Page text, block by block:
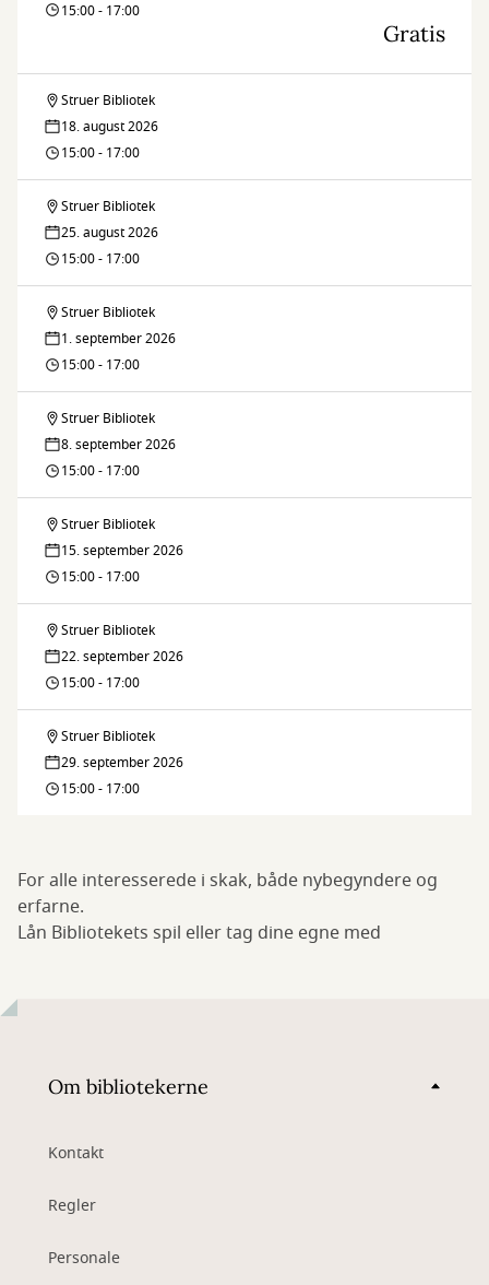
15:00 - 17:00
Gratis
Skak
og
Struer Bibliotek
18. august 2026
15:00 - 17:00
Skak
og
Struer Bibliotek
25. august 2026
15:00 - 17:00
Skak
og
Struer Bibliotek
1. september 2026
15:00 - 17:00
Skak
og
Struer Bibliotek
8. september 2026
15:00 - 17:00
Skak
og
Struer Bibliotek
15. september 2026
15:00 - 17:00
Skak
og
Struer Bibliotek
22. september 2026
15:00 - 17:00
Skak
og
Struer Bibliotek
29. september 2026
15:00 - 17:00
For alle interesserede i skak, både nybegyndere og
erfarne.
Lån Bibliotekets spil eller tag dine egne med
Om bibliotekerne
Kontakt
Regler
Personale